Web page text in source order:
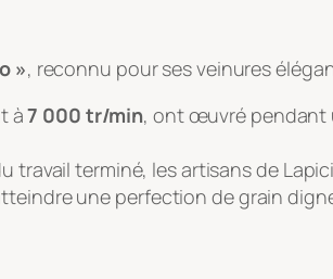
», reconnu pour ses veinures
à7 000 tr/min, ont œuvré pendant
travail terminé, les artisans de
une perfection de grain